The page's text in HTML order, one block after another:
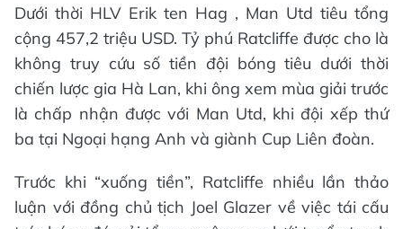
Dưới thời HLV Erik ten Hag , Man Utd tiêu tổng
cộng 457,2 triệu USD. Tỷ phú Ratcliffe được cho là
không truy cứu số tiền đội bóng tiêu dưới thời
chiến lược gia Hà Lan, khi ông xem mùa giải trước
là chấp nhận được với Man Utd, khi đội xếp thứ
ba tại Ngoại hạng Anh và giành Cup Liên đoàn.
Trước khi “xuống tiền”, Ratcliffe nhiều lần thảo
luận với đồng chủ tịch Joel Glazer về việc tái cấu